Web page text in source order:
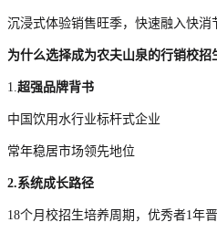
沉浸式体验销售旺季，快速融入快
为什么选择成为农夫山泉的行销校招
1.超强品牌背书
中国饮用水行业标杆式企业
常年稳居市场领先地位
2.系统成长路径
18个月校招生培养周期，优秀者1年